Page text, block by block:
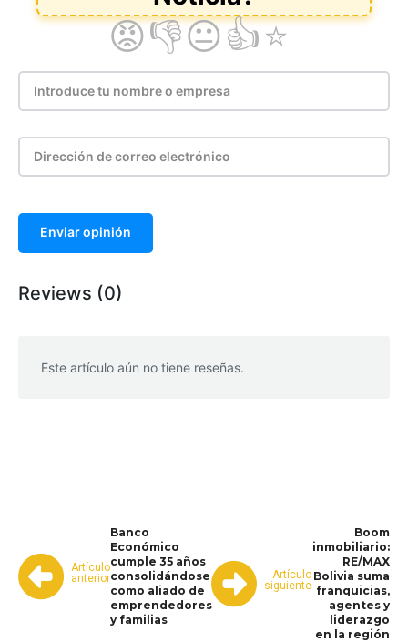
Enviar opinión
Reviews (0)
Este artículo aún no tiene reseñas.
Artículo
anterior
Banco
Económico
cumple 35 años
consolidándose
como aliado de
emprendedores
y familias
Artículo
siguiente
Boom
inmobiliario:
RE/MAX
Bolivia suma
franquicias,
agentes y
liderazgo
en la región